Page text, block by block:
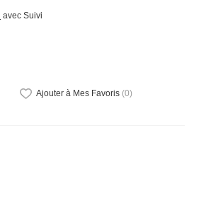
avec Suivi
Ajouter à Mes Favoris (0)